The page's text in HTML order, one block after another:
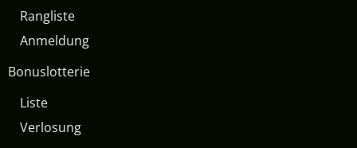
Rangliste
Anmeldung
Bonuslotterie
Liste
Verlosung